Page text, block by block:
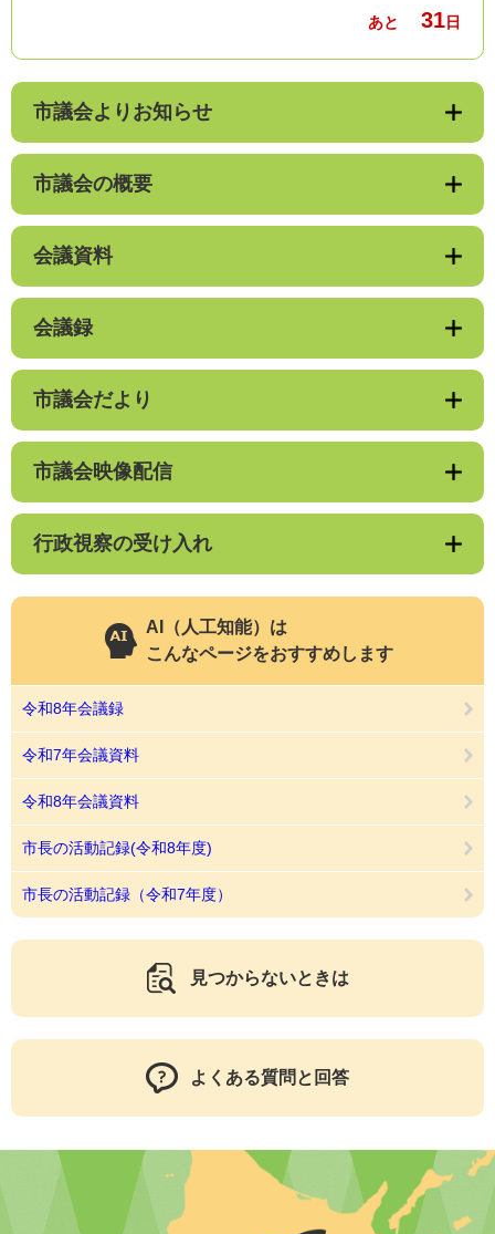
あと 31日
市議会よりお知らせ
市議会の概要
会議資料
会議録
市議会だより
市議会映像配信
行政視察の受け入れ
AI（人工知能）は
こんなページをおすすめします
令和8年会議録
令和7年会議資料
令和8年会議資料
市長の活動記録(令和8年度)
市長の活動記録（令和7年度）
見つからないときは
よくある質問と回答